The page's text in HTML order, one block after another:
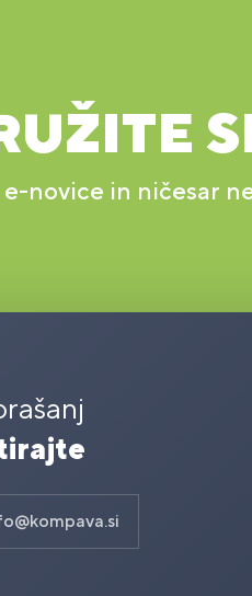
e-novice in ničesar